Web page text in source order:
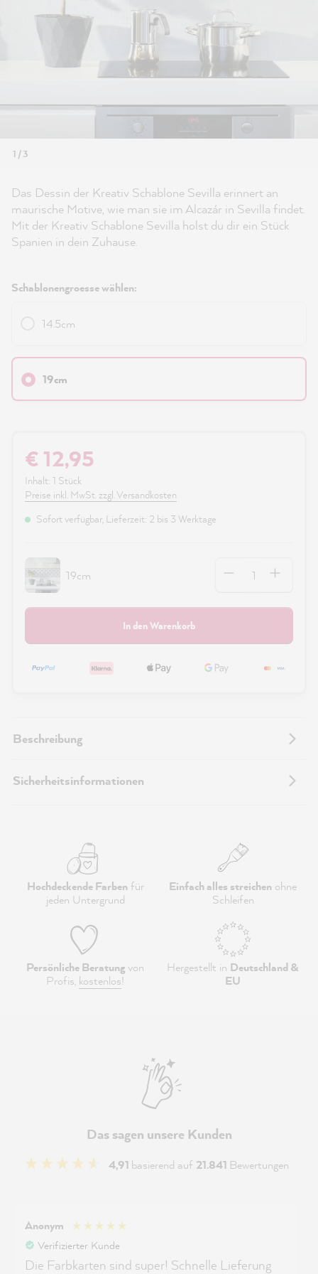
1 / 3
Das Dessin der Kreativ Schablone Sevilla erinnert an
maurische Motive, wie man sie im Alcazár in Sevilla findet.
Mit der Kreativ Schablone Sevilla holst du dir ein Stück
Spanien in dein Zuhause.
Schablonengroesse wählen:
14.5cm
19cm
€ 12,95
Inhalt: 1 Stück
Preise inkl. MwSt. zzgl. Versandkosten
Sofort verfügbar, Lieferzeit: 2 bis 3 Werktage
19cm
In den Warenkorb
Beschreibung
Sicherheitsinformationen
Hochdeckende Farbenfür
jeden Untergrund
Einfach alles streichen ohne
Schleifen
Persönliche Beratungvon
Profis, kostenlos!
Hergestellt in Deutschland &
EU
Das sagen unsere Kunden
4,91 basierend auf 21.841 Bewertungen
Anonym
Verifizierter Kunde
Die Farbkarten sind super! Schnelle Lieferung